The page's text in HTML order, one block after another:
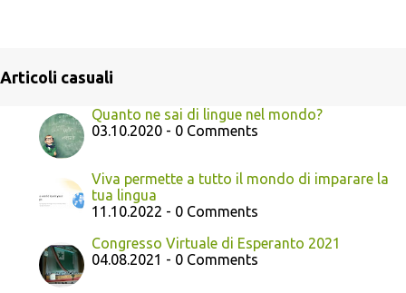
Articoli casuali
Quanto ne sai di lingue nel mondo?
03.10.2020 - 0 Comments
Viva permette a tutto il mondo di imparare la
tua lingua
11.10.2022 - 0 Comments
Congresso Virtuale di Esperanto 2021
04.08.2021 - 0 Comments